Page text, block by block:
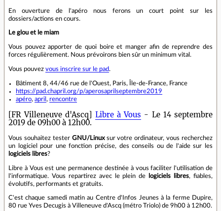
En ouverture de l'apéro nous ferons un court point sur les
dossiers/actions en cours.
Le glou et le miam
Vous pouvez apporter de quoi boire et manger afin de reprendre des
forces régulièrement. Nous prévoirons bien sûr un minimum vital.
Vous pouvez vous inscrire sur le pad.
Bâtiment 8, 44/46 rue de l'Ouest, Paris, Île-de-France, France
https://pad.chapril.org/p/aperosaprilseptembre2019
apéro, april , rencontre
[FR Villeneuve d'Ascq] Libre à Vous - Le 14 septembre
2019 de 09h00 à 12h00.
Vous souhaitez tester GNU/Linuxsur votre ordinateur, vous recherchez
un logiciel pour une fonction précise, des conseils ou de l'aide sur les
logiciels libres?
Libre à Vous est une permanence destinée à vous faciliter l'utilisation de
l'informatique. Vous repartirez avec le plein de
logiciels libres, fiables,
évolutifs, performants et gratuits.
C'est chaque samedi matin au Centre d'Infos Jeunes à la ferme Dupire,
80 rue Yves Decugis à Villeneuve d'Ascq (métro Triolo) de 9h00 à 12h00.